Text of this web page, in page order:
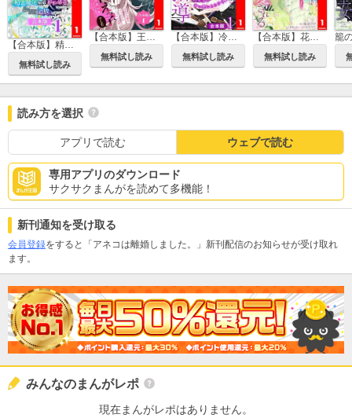
【合本版】精霊魔法が使えない無能だと婚約破棄されたので、義妹の奴隷になるより追放を選びました
無料試し読み
【合本版】王子様は淫魔の取り替えっ子でした 貞淑な令嬢をダメにするニョロの誘惑
無料試し読み
【合本版】冷酷騎士の溺愛指導 -10年分の甘い愛にとろけ中-
無料試し読み
【合本版】花紡ぎの聖女は初恋の皇太子に溺愛される
無料試し読み
読み方を選択
アプリで読む ウェブで読む
専用アプリのダウンロード
サクサクまんがを読めて多機能！
新刊通知を受け取る
会員登録をすると「アネコは離婚しました。」新刊配信のお知らせが受け取れ
ます。
みんなのまんがレポ
現在まんがレポはありません。